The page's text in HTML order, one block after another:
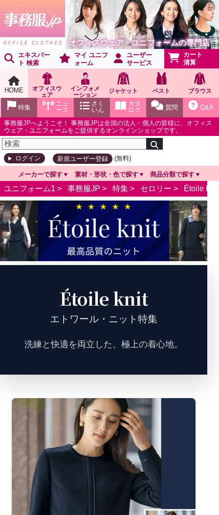
オフィスウェア・ユニフォームの専門店
エキスパー
ト 検索
マイ ユニフ
ォーム
ユーザー
サービス
カート
清算
HOME
オフィスウ
ェア
インフォメ
ーション
ショールー
ム
ジャケット ベスト ブラウス
Q&A
質問
カタ
ログ
さく
いん
ニュ
ース
特集
事務服JPへようこそ！ 事務服JPは全国の法人・個人の皆様に、オフィス
ウェア・ユニフォームをご提供するオンラインショップです。
ログイン 新規ユーザー登録 (無料)
メーカーで探す 素材・形状・色で探す 商品分類で探す
ユニフォーム1 > 事務服JP > 特集 > セロリー > Étoile
Étoile knit
エトワール・ニット特集
洗練と快適を両立した、極上の着心地。